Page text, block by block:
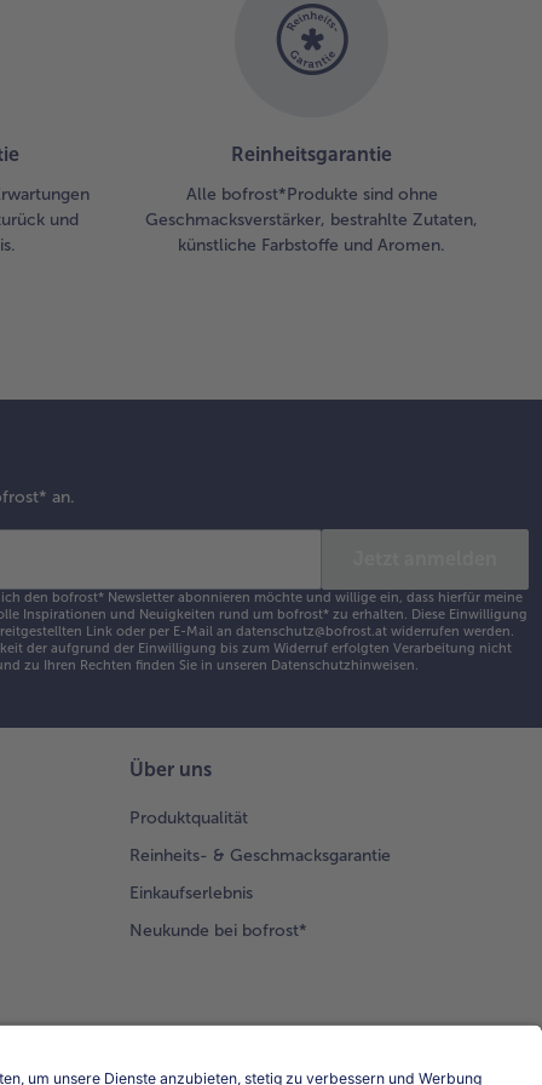
und
Reinheitsgarantie
Alle bofrost*Produkte sind ohne
Geschmacksverstärker, bestrahlte Zutaten,
künstliche Farbstoffe und Aromen.
an.
den bofrost* Newsletter abonnieren möchte und willige ein, dass hierfür meine
Inspirationen und Neuigkeiten rund um bofrost* zu erhalten. Diese Einwilligung
Link oder per E-Mail an datenschutz@bofrost.at widerrufen werden.
der aufgrund der Einwilligung bis zum Widerruf erfolgten Verarbeitung nicht
zu Ihren Rechten finden Sie in unseren Datenschutzhinweisen.
Über uns
Produktqualität
Reinheits- & Geschmacksgarantie
Einkaufserlebnis
Neukunde bei bofrost*